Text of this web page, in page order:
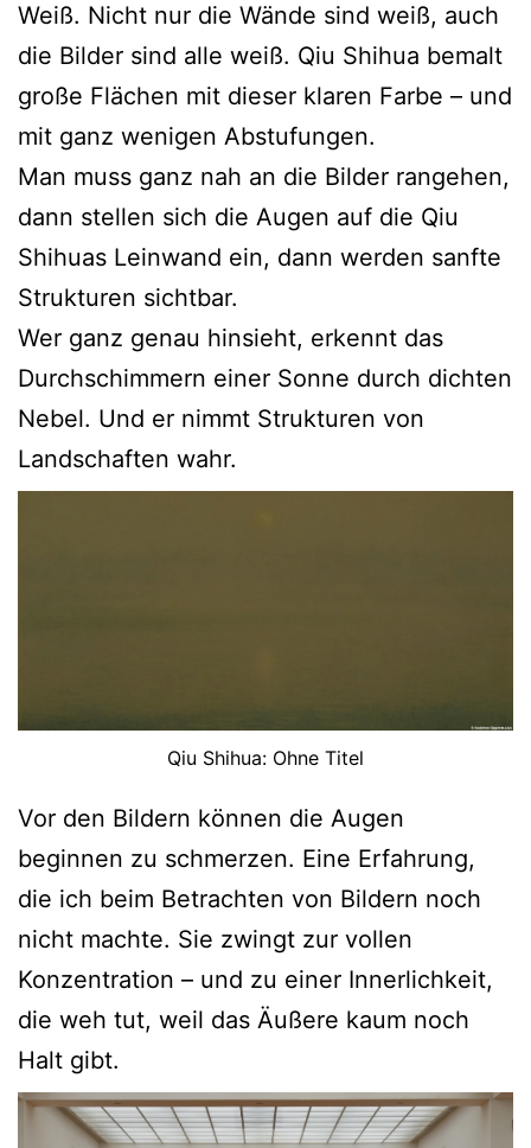
Weiß. Nicht nur die Wände sind weiß, auch
die Bilder sind alle weiß. Qiu Shihua bemalt
große Flächen mit dieser klaren Farbe – und
mit ganz wenigen Abstufungen.
Man muss ganz nah an die Bilder rangehen,
dann stellen sich die Augen auf die Qiu
Shihuas Leinwand ein, dann werden sanfte
Strukturen sichtbar.
Wer ganz genau hinsieht, erkennt das
Durchschimmern einer Sonne durch dichten
Nebel. Und er nimmt Strukturen von
Landschaften wahr.
Qiu Shihua: Ohne Titel
Vor den Bildern können die Augen
beginnen zu schmerzen. Eine Erfahrung,
die ich beim Betrachten von Bildern noch
nicht machte. Sie zwingt zur vollen
Konzentration – und zu einer Innerlichkeit,
die weh tut, weil das Äußere kaum noch
Halt gibt.